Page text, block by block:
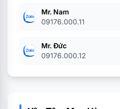
Mr. Nam
09176.000.11
Mr. Đức
09176.000.12